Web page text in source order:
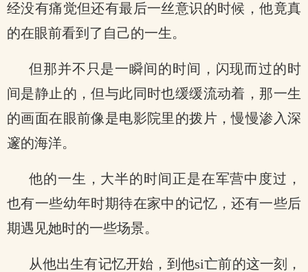
经没有痛觉但还有最后一丝意识的时候，他竟真
的在眼前看到了自己的一生。
但那并不只是一瞬间的时间，闪现而过的时
间是静止的，但与此同时也缓缓流动着，那一生
的画面在眼前像是电影院里的拨片，慢慢渗入深
邃的海洋。
他的一生，大半的时间正是在军营中度过，
也有一些幼年时期待在家中的记忆，还有一些后
期遇见她时的一些场景。
从他出生有记忆开始，到他si亡前的这一刻，